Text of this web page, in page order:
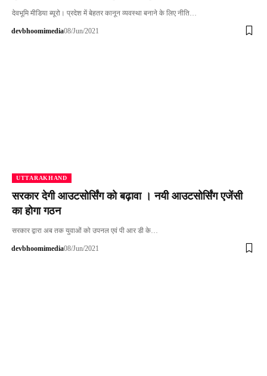
देवभूमि मीडिया ब्यूरो। प्रदेश में बेहतर कानून व्यवस्था बनाने के लिए नीति…
devbhoomimedia08/Jun/2021
UTTARAKHAND
सरकार देगी आउटसोर्सिंग को बढ़ावा । नयी आउटसोर्सिंग एजेंसी
का होगा गठन
सरकार द्वारा अब तक युवाओं को उपनल एवं पी आर डी के…
devbhoomimedia08/Jun/2021